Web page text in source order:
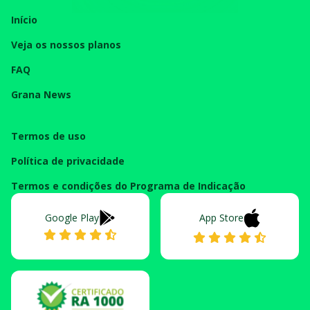
Início
Veja os nossos planos
FAQ
Grana News
Termos de uso
Política de privacidade
Termos e condições do Programa de Indicação
Google Play App Store